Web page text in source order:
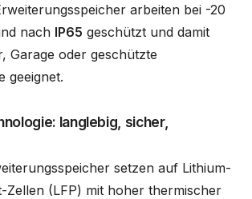
arbeiten bei -20
nach IP65 geschützt und damit
Garage oder geschützte
geeignet.
langlebig, sicher,
setzen auf Lithium-
Zellen (LFP) mit hoher thermischer